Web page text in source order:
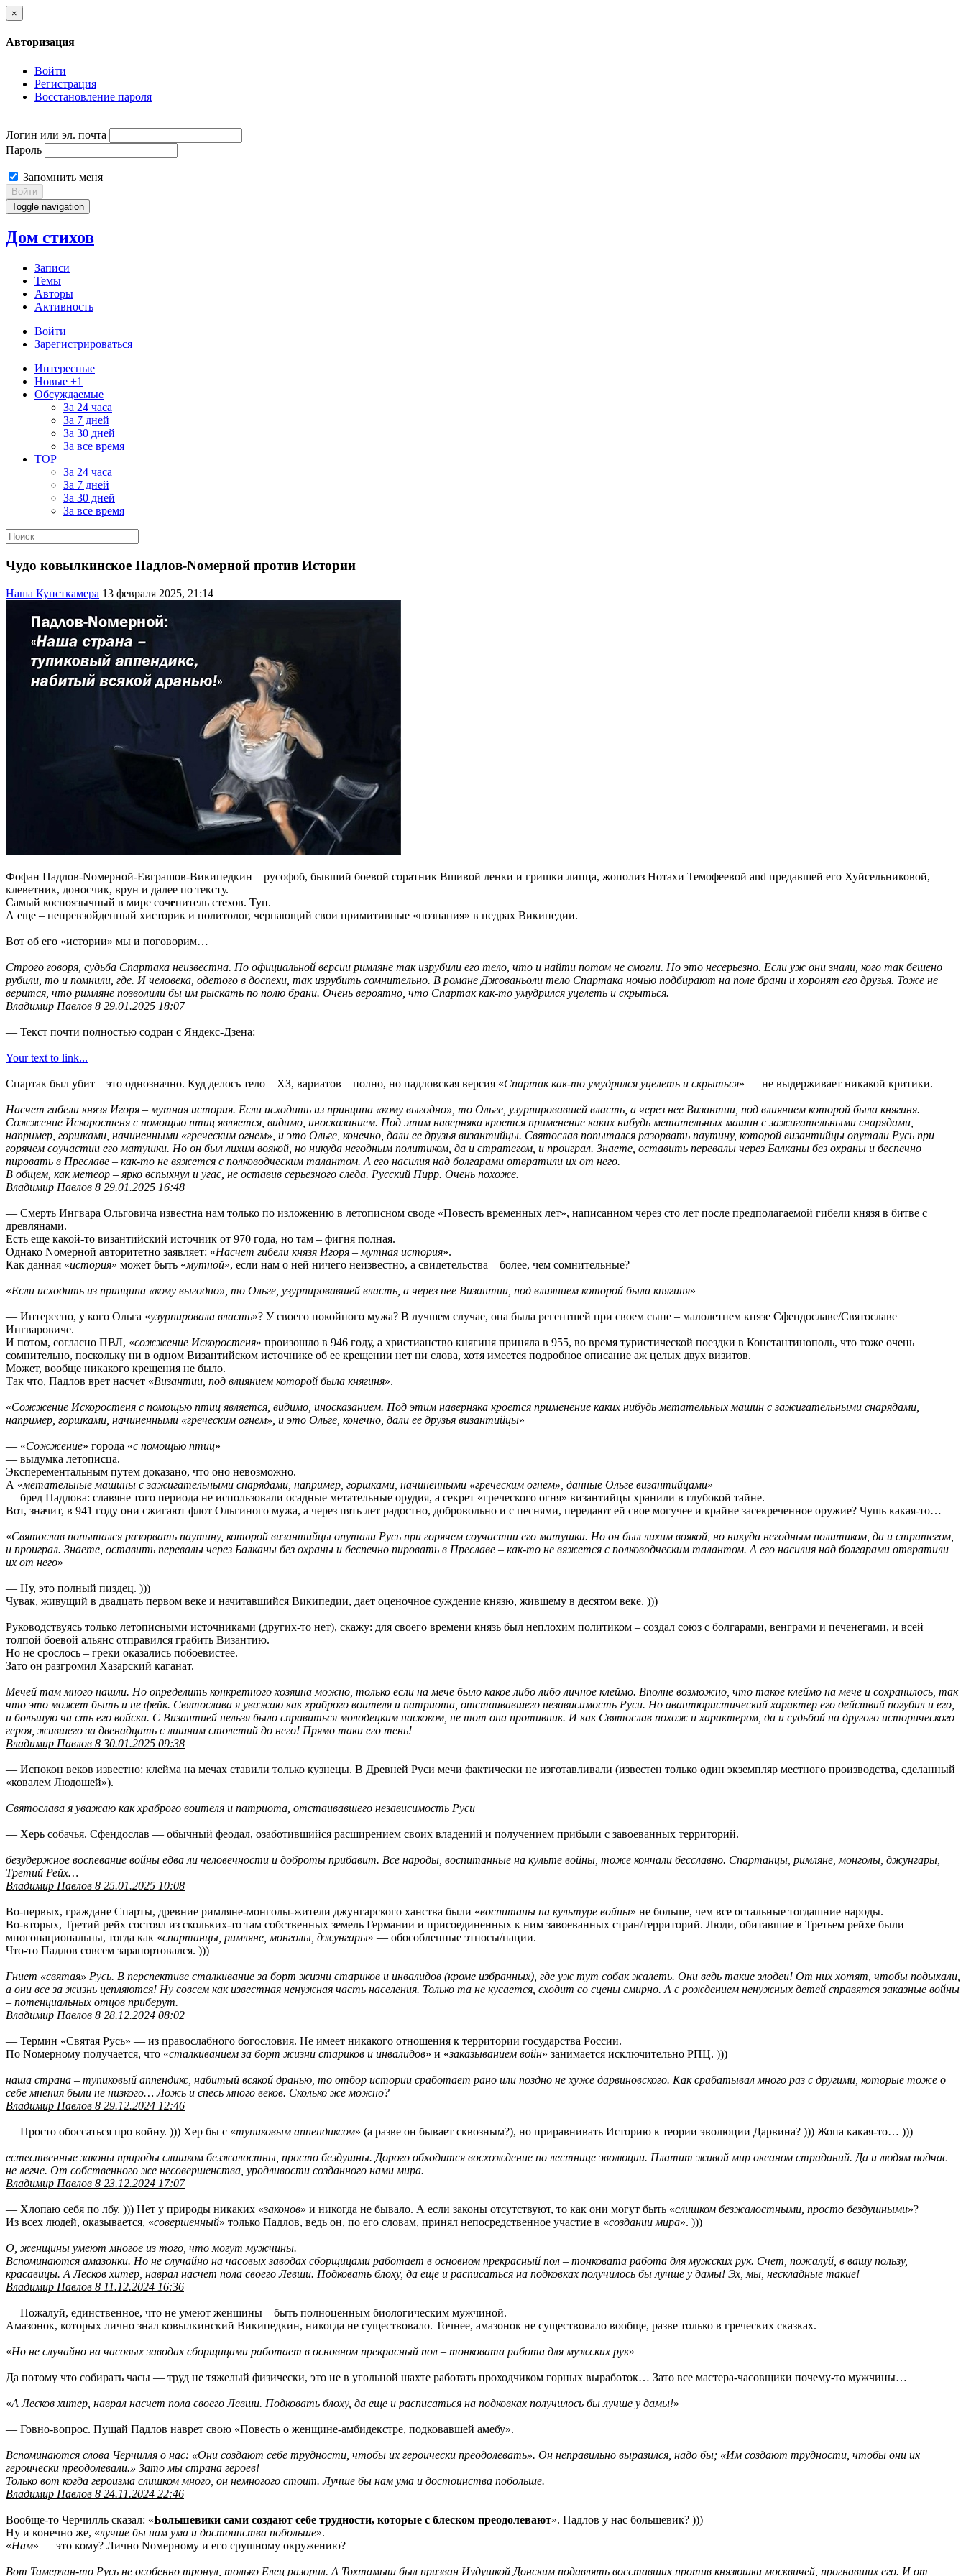
×
Авторизация
Войти
Регистрация
Восстановление пароля
Логин или эл. почта
Пароль
Запомнить меня
Войти
Toggle navigation
Дом стихов
Записи
Темы
Авторы
Активность
Войти
Зарегистрироваться
Интересные
Новые +1
Обсуждаемые
За 24 часа
За 7 дней
За 30 дней
За все время
TOP
За 24 часа
За 7 дней
За 30 дней
За все время
Чудо ковылкинское Падлов-Nомерной против Истории
Наша Кунсткамера 13 февраля 2025, 21:14
Фофан Падлов-Nомерной-Евграшов-Википедкин – русофоб, бывший боевой соратник Вшивой ленки и гришки липца, жополиз Нотахи Темофеевой and предавшей его Хуйсельниковой,
клеветник, доносчик, врун и далее по тексту.
Самый косноязычный в мире соченитель стехов. Туп.
А еще – непревзойденный хисторик и политолог, черпающий свои примитивные «познания» в недрах Википедии.
Вот об его «истории» мы и поговорим…
Строго говоря, судьба Спартака неизвестна. По официальной версии римляне так изрубили его тело, что и найти потом не смогли. Но это несерьезно. Если уж они знали, кого так бешено
рубили, то и помнили, где. И человека, одетого в доспехи, так изрубить сомнительно. В романе Джованьоли тело Спартака ночью подбирают на поле брани и хоронят его друзья. Тоже не
верится, что римляне позволили бы им рыскать по полю брани. Очень вероятно, что Спартак как-то умудрился уцелеть и скрыться.
Владимир Павлов 8 29.01.2025 18:07
— Текст почти полностью содран с Яндекс-Дзена:
Your text to link...
Спартак был убит – это однозначно. Куд делось тело – ХЗ, вариатов – полно, но падловская версия «Спартак как-то умудрился уцелеть и скрыться» — не выдерживает никакой критики.
Насчет гибели князя Игоря – мутная история. Если исходить из принципа «кому выгодно», то Ольге, узурпировавшей власть, а через нее Византии, под влиянием которой была княгиня.
Сожжение Искоростеня с помощью птиц является, видимо, иносказанием. Под этим наверняка кроется применение каких нибудь метательных машин с зажигательными снарядами,
например, горшками, начиненными «греческим огнем», и это Ольге, конечно, дали ее друзья византийцы. Святослав попытался разорвать паутину, которой византийцы опутали Русь при
горячем соучастии его матушки. Но он был лихим воякой, но никуда негодным политиком, да и стратегом, и проиграл. Знаете, оставить перевалы через Балканы без охраны и беспечно
пировать в Преславе – как-то не вяжется с полководческим талантом. А его насилия над болгарами отвратили их от него.
В общем, как метеор – ярко вспыхнул и угас, не оставив серьезного следа. Русский Пирр. Очень похоже.
Владимир Павлов 8 29.01.2025 16:48
— Смерть Ингвара Ольговича известна нам только по изложению в летописном своде «Повесть временных лет», написанном через сто лет после предполагаемой гибели князя в битве с
древлянами.
Есть еще какой-то византийский источник от 970 года, но там – фигня полная.
Однако Nомерной авторитетно заявляет: «Насчет гибели князя Игоря – мутная история».
Как данная «история» может быть «мутной», если нам о ней ничего неизвестно, а свидетельства – более, чем сомнительные?
«Если исходить из принципа «кому выгодно», то Ольге, узурпировавшей власть, а через нее Византии, под влиянием которой была княгиня»
— Интересно, у кого Ольга «узурпировала власть»? У своего покойного мужа? В лучшем случае, она была регентшей при своем сыне – малолетнем князе Сфендославе/Святославе
Ингваровиче.
И потом, согласно ПВЛ, «сожжение Искоростеня» произошло в 946 году, а христианство княгиня приняла в 955, во время туристической поездки в Константинополь, что тоже очень
сомнительно, поскольку ни в одном Византийском источнике об ее крещении нет ни слова, хотя имеется подробное описание аж целых двух визитов.
Может, вообще никакого крещения не было.
Так что, Падлов врет насчет «Византии, под влиянием которой была княгиня».
«Сожжение Искоростеня с помощью птиц является, видимо, иносказанием. Под этим наверняка кроется применение каких нибудь метательных машин с зажигательными снарядами,
например, горшками, начиненными «греческим огнем», и это Ольге, конечно, дали ее друзья византийцы»
— «Сожжение» города «с помощью птиц»
— выдумка летописца.
Эксперементальным путем доказано, что оно невозможно.
А «метательные машины с зажигательными снарядами, например, горшками, начиненными «греческим огнем», данные Ольге византийцами»
— бред Падлова: славяне того периода не использовали осадные метательные орудия, а секрет «греческого огня» византийцы хранили в глубокой тайне.
Вот, значит, в 941 году они сжигают флот Ольгиного мужа, а через пять лет радостно, добровольно и с песнями, передают ей свое могучее и крайне засекреченное оружие? Чушь какая-то…
«Святослав попытался разорвать паутину, которой византийцы опутали Русь при горячем соучастии его матушки. Но он был лихим воякой, но никуда негодным политиком, да и стратегом,
и проиграл. Знаете, оставить перевалы через Балканы без охраны и беспечно пировать в Преславе – как-то не вяжется с полководческим талантом. А его насилия над болгарами отвратили
их от него»
— Ну, это полный пиздец. )))
Чувак, живущий в двадцать первом веке и начитавшийся Википедии, дает оценочное суждение князю, жившему в десятом веке. )))
Руководствуясь только летописными источниками (других-то нет), скажу: для своего времени князь был неплохим политиком – создал союз с болгарами, венграми и печенегами, и всей
толпой боевой альянс отправился грабить Византию.
Но не срослось – греки оказались побоевистее.
Зато он разгромил Хазарский каганат.
Мечей там много нашли. Но определить конкретного хозяина можно, только если на мече было какое либо либо личное клеймо. Вполне возможно, что такое клеймо на мече и сохранилось, так
что это может быть и не фейк. Святослава я уважаю как храброго воителя и патриота, отстаивавшего независимость Руси. Но авантюристический характер его действий погубил и его,
и большую ча сть его войска. С Византией нельзя было справиться молодецким наскоком, не тот она противник. И как Святослав похож и характером, да и судьбой на другого исторического
героя, жившего за двенадцать с лишним столетий до него! Прямо таки его тень!
Владимир Павлов 8 30.01.2025 09:38
— Испокон веков известно: клейма на мечах ставили только кузнецы. В Древней Руси мечи фактически не изготавливали (известен только один экземпляр местного производства, сделанный
«ковалем Людошей»).
Святослава я уважаю как храброго воителя и патриота, отстаивавшего независимость Руси
— Херь собачья. Сфендослав — обычный феодал, озаботившийся расширением своих владений и получением прибыли с завоеванных территорий.
безудержное воспевание войны едва ли человечности и доброты прибавит. Все народы, воспитанные на культе войны, тоже кончали бесславно. Спартанцы, римляне, монголы, джунгары,
Третий Рейх…
Владимир Павлов 8 25.01.2025 10:08
Во-первых, граждане Спарты, древние римляне-монголы-жители джунгарского ханства были «воспитаны на культуре войны» не больше, чем все остальные тогдашние народы.
Во-вторых, Третий рейх состоял из скольких-то там собственных земель Германии и присоединенных к ним завоеванных стран/территорий. Люди, обитавшие в Третьем рейхе были
многонациональны, тогда как «спартанцы, римляне, монголы, джунгары» — обособленные этносы/нации.
Что-то Падлов совсем зарапортовался. )))
Гниет «святая» Русь. В перспективе сталкивание за борт жизни стариков и инвалидов (кроме избранных), где уж тут собак жалеть. Они ведь такие злодеи! От них хотят, чтобы подыхали,
а они все за жизнь цепляются! Ну совсем как известная ненужная часть населения. Только та не кусается, сходит со сцены смирно. А с рождением ненужных детей справятся заказные войны
– потенциальных отцов приберут.
Владимир Павлов 8 28.12.2024 08:02
— Термин «Святая Русь» — из правослабного богословия. Не имеет никакого отношения к территории государства России.
По Nомерному получается, что «сталкиванием за борт жизни стариков и инвалидов» и «заказыванием войн» занимается исключительно РПЦ. )))
наша страна – тупиковый аппендикс, набитый всякой дранью, то отбор истории сработает рано или поздно не хуже дарвиновского. Как срабатывал много раз с другими, которые тоже о
себе мнения были не низкого… Ложь и спесь много веков. Сколько же можно?
Владимир Павлов 8 29.12.2024 12:46
— Просто обоссаться про войну. ))) Хер бы с «тупиковым аппендиксом» (а разве он бывает сквозным?), но приравнивать Историю к теории эволюции Дарвина? ))) Жопа какая-то… )))
естественные законы природы слишком безжалостны, просто бездушны. Дорого обходится восхождение по лестнице эволюции. Платит живой мир океаном страданий. Да и людям подчас
не легче. От собственного же несовершенства, уродливости созданного нами мира.
Владимир Павлов 8 23.12.2024 17:07
— Хлопаю себя по лбу. ))) Нет у природы никаких «законов» и никогда не бывало. А если законы отсутствуют, то как они могут быть «слишком безжалостными, просто бездушными»?
Из всех людей, оказывается, «совершенный» только Падлов, ведь он, по его словам, принял непосредственное участие в «создании мира». )))
О, женщины умеют многое из того, что могут мужчины.
Вспоминаются амазонки. Но не случайно на часовых заводах сборщицами работает в основном прекрасный пол – тонковата работа для мужских рук. Счет, пожалуй, в вашу пользу,
красавицы. А Лесков хитер, наврал насчет пола своего Левши. Подковать блоху, да еще и расписаться на подковках получилось бы лучше у дамы! Эх, мы, нескладные такие!
Владимир Павлов 8 11.12.2024 16:36
— Пожалуй, единственное, что не умеют женщины – быть полноценным биологическим мужчиной.
Амазонок, которых лично знал ковылкинский Википедкин, никогда не существовало. Точнее, амазонок не существовало вообще, разве только в греческих сказках.
«Но не случайно на часовых заводах сборщицами работает в основном прекрасный пол – тонковата работа для мужских рук»
Да потому что собирать часы — труд не тяжелый физически, это не в угольной шахте работать проходчиком горных выработок… Зато все мастера-часовщики почему-то мужчины…
«А Лесков хитер, наврал насчет пола своего Левши. Подковать блоху, да еще и расписаться на подковках получилось бы лучше у дамы!»
— Говно-вопрос. Пущай Падлов наврет свою «Повесть о женщине-амбидекстре, подковавшей амебу».
Вспоминаются слова Черчилля о нас: «Они создают себе трудности, чтобы их героически преодолевать». Он неправильно выразился, надо бы; «Им создают трудности, чтобы они их
героически преодолевали.» Зато мы страна героев!
Только вот когда героизма слишком много, он немногого стоит. Лучше бы нам ума и достоинства побольше.
Владимир Павлов 8 24.11.2024 22:46
Вообще-то Черчилль сказал: «Большевики сами создают себе трудности, которые с блеском преодолевают». Падлов у нас большевик? )))
Ну и конечно же, «лучше бы нам ума и достоинства побольше».
«Нам» — это кому? Лично Nомерному и его срушному окружению?
Вот Тамерлан-то Русь не особенно тронул, только Елец разорил. А Тохтамыш был призван Иудушкой Донским подавлять восставших против князюшки москвичей, прогнавших его. И от